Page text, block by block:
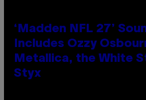
‘Madden NFL 27’
Includes Ozzy
Metallica, the White
Styx